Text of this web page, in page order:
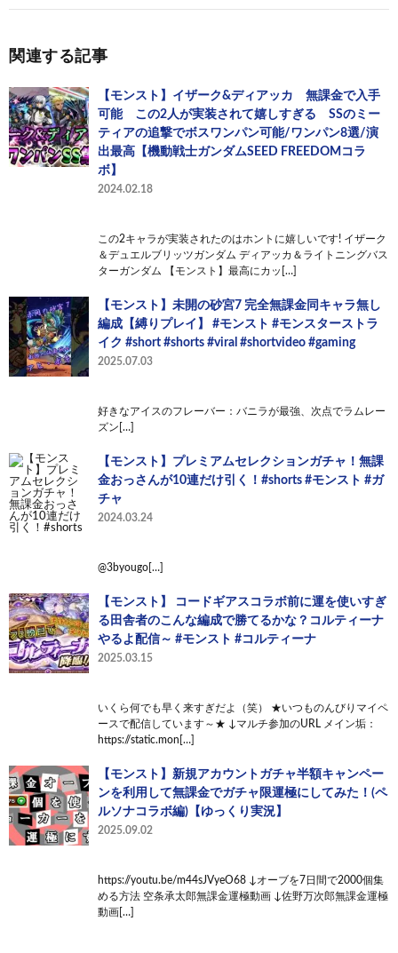
関連する記事
【モンスト】イザーク&ディアッカ 無課金で入手
可能 この2人が実装されて嬉しすぎる SSのミー
ティアの追撃でボスワンパン可能/ワンパン8選/演
出最高【機動戦士ガンダムSEED FREEDOMコラ
ボ】
2024.02.18
この2キャラが実装されたのはホントに嬉しいです! イザーク
＆デュエルブリッツガンダム ディアッカ＆ライトニングバス
ターガンダム 【モンスト】最高にカッ[…]
【モンスト】未開の砂宮7 完全無課金同キャラ無し
編成【縛りプレイ】 #モンスト #モンスターストラ
イク #short #shorts #viral #shortvideo #gaming
2025.07.03
好きなアイスのフレーバー：バニラが最強、次点でラムレー
ズン[…]
【モンスト】プレミアムセレクションガチャ！無課
金おっさんが10連だけ引く！#shorts #モンスト #ガ
チャ
2024.03.24
@3byougo[…]
【モンスト】 コードギアスコラボ前に運を使いすぎ
る田舎者のこんな編成で勝てるかな？コルティーナ
やるよ配信～ #モンスト #コルティーナ
2025.03.15
いくら何でも早く来すぎだよ（笑） ★いつものんびりマイペ
ースで配信しています～★ ↓マルチ参加のURL メイン垢：
https://static.mon[…]
【モンスト】新規アカウントガチャ半額キャンペー
ンを利用して無課金でガチャ限運極にしてみた！(ペ
ルソナコラボ編)【ゆっくり実況】
2025.09.02
https://youtu.be/m44sJVyeO68 ↓オーブを7日間で2000個集
める方法 空条承太郎無課金運極動画 ↓佐野万次郎無課金運極
動画[…]